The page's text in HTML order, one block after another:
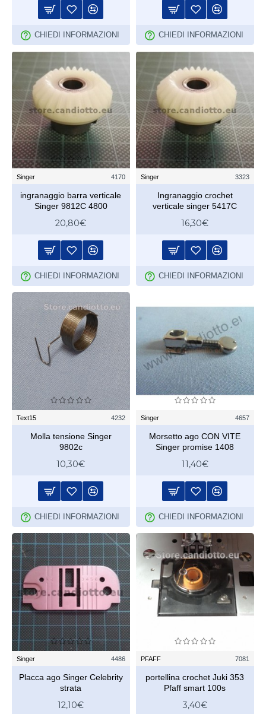
CHIEDI INFORMAZIONI CHIEDI INFORMAZIONI
Singer 4170
ingranaggio barra verticale
Singer 9812C 4800
20,80€
CHIEDI INFORMAZIONI
Singer 3323
Ingranaggio crochet
verticale singer 5417C
16,30€
CHIEDI INFORMAZIONI
Text15 4232
Molla tensione Singer
9802c
10,30€
CHIEDI INFORMAZIONI
Singer 4657
Morsetto ago CON VITE
Singer promise 1408
11,40€
CHIEDI INFORMAZIONI
Singer 4486
Placca ago Singer Celebrity
strata
12,10€
PFAFF 7081
portellina crochet Juki 353
Pfaff smart 100s
3,40€